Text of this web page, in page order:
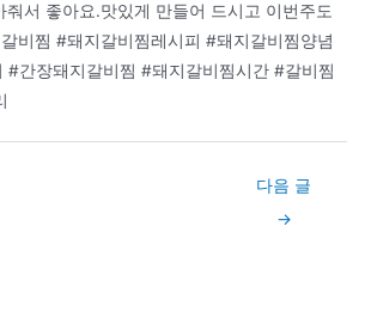
줘서 좋아요.맛있게 만들어 드시고 이번주도
비찜 #돼지갈비찜레시피 #돼지갈비찜양념
#간장돼지갈비찜 #돼지갈비찜시간 #갈비찜
다음 글
→